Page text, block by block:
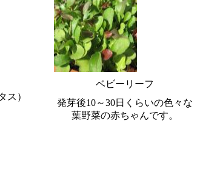
ス）
ベビーリーフ
発芽後10～30日くらいの色々な
葉野菜の赤ちゃんです。